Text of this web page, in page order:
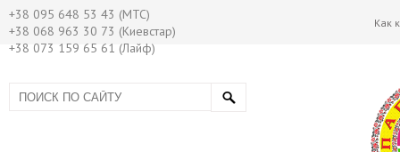
+38 095 648 53 43 (МТС)
+38 068 963 30 73 (Киевстар)
+38 073 159 65 61 (Лайф)
Как